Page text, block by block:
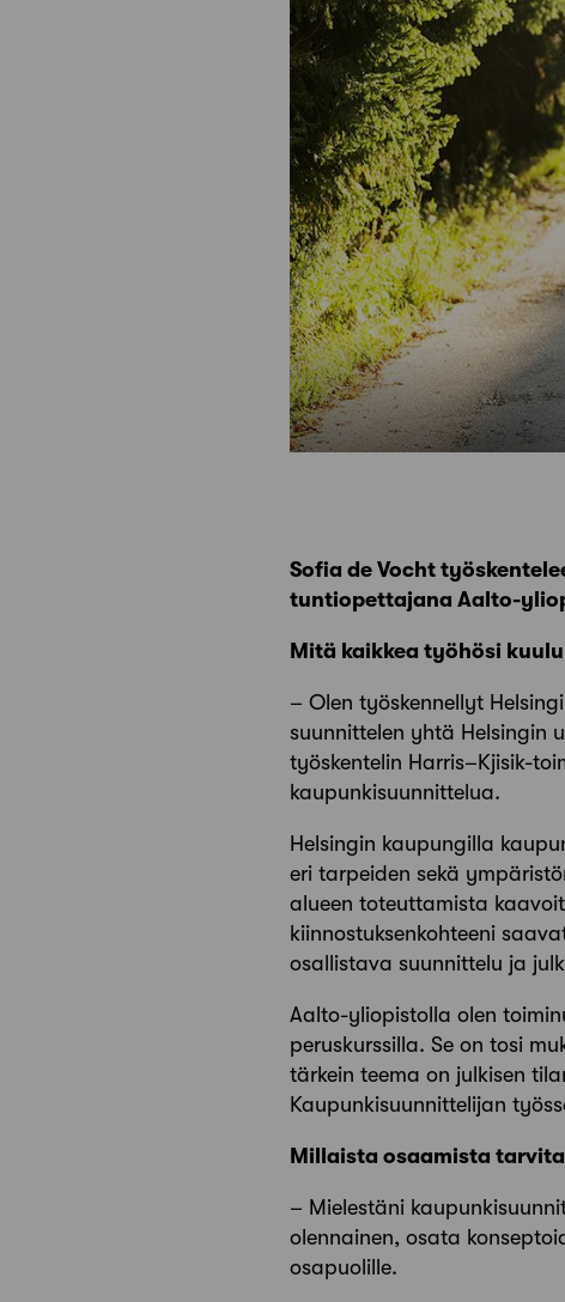
Sofia de Vocht
tuntiopettajana Aalto-
Mitä kaikkea työhösi
– Olen työskennellyt
suunnittelen yhtä Helsingin
työskentelin Harris–Kjisik-
kaupunkisuunnittelua.
Helsingin kaupungilla
eri tarpeiden sekä
alueen toteuttamista
kiinnostuksenkohteeni
osallistava suunnittelu ja
Aalto-yliopistolla olen
peruskurssilla. Se on tosi
tärkein teema on julkisen
Kaupunkisuunnittelijan
Millaista osaamista
– Mielestäni
olennainen, osata
osapuolille.